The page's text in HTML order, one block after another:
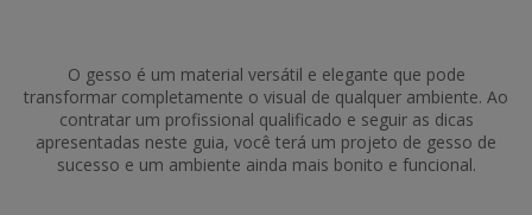
O gesso é um material versátil e elegante que pode
transformar completamente o visual de qualquer ambiente. Ao
contratar um profissional qualificado e seguir as dicas
apresentadas neste guia, você terá um projeto de gesso de
sucesso e um ambiente ainda mais bonito e funcional.